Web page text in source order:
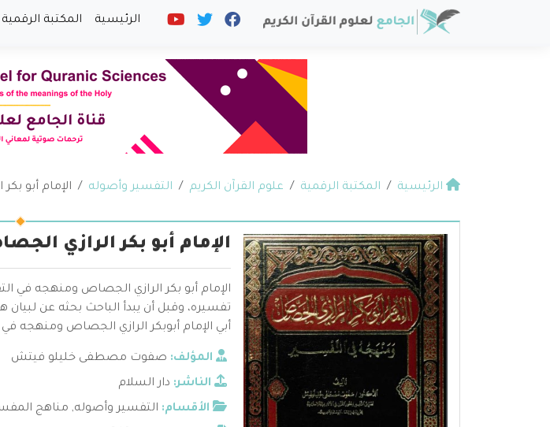
الرئيسية المكتبة الرقمية
الرئيسية المكتبة الرقمية علوم القرآن الكريم التفسير وأصوله الإمام أبو
الإمام أبو بكر الرازي
الإمام أبو بكر الرازي الجصاص ومنهجه في
تفسيره، وقبل أن يبدأ الباحث بحثه عن لبيان
أبي الإمام أبوبكر الرازي الجصاص ومنهجه
المؤلف: صفوت مصطفى خليلو فيتش
الناشر: دار السلام
الأقسام: التفسير وأصوله, مناهج